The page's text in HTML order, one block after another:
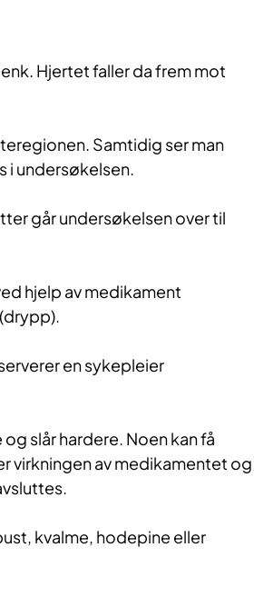
Hjertet faller da frem mot
Samtidig ser man
i undersøkelsen.
går undersøkelsen over til
hjelp av medikament
en sykepleier
slår hardere. Noen kan få
virkningen av medikamentet og
kvalme, hodepine eller